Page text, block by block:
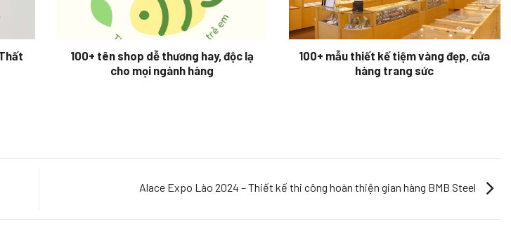
100+ tên shop dễ thương hay, độc lạ
cho mọi ngành hàng
100+ mẫu thiết kế tiệm vàng đẹp, cửa
hàng trang sức
Alace Expo Lào 2024 – Thiết kế thi công hoàn thiện gian hàng BMB Steel